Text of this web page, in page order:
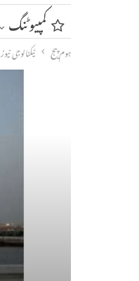
کمپیوٹنگ
ہوم پیج ٹیکنالوجی نیوز